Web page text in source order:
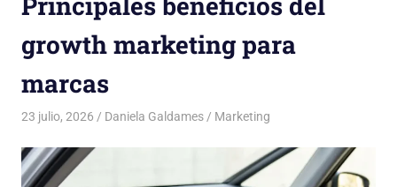
growth marketing para
marcas
23 julio, 2026 Daniela Galdames Marketing